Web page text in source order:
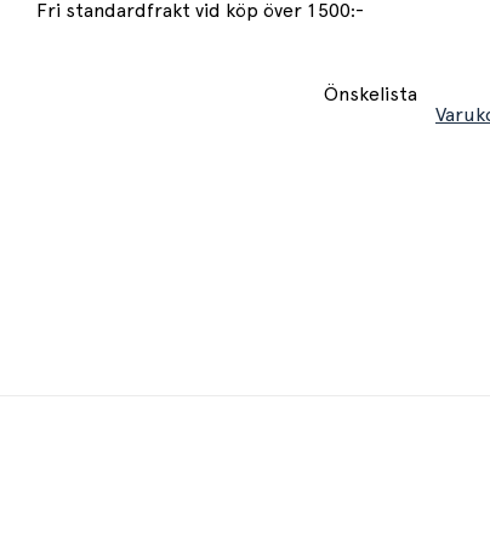
Fri standardfrakt vid köp över 1500:-
Önskelista